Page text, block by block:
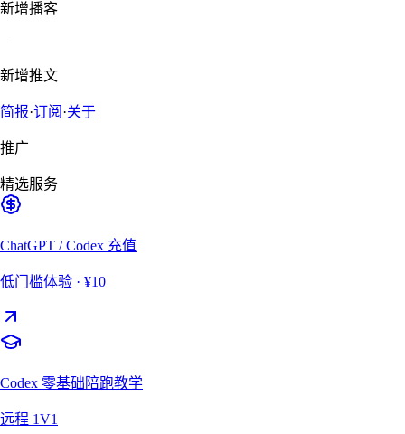
新增播客
–
新增推文
简报·订阅 ·关于
推广
精选服务
ChatGPT / Codex 充值
低门槛体验 · ¥10
Codex 零基础陪跑教学
远程 1V1